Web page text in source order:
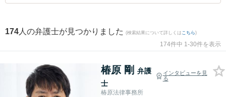
174 人の弁護士が見つかりました (検索結果について詳しくは こちら)
174件中 1-30件を表示
椿原 剛 弁護
士
インタビューを見
る
椿原法律事務所